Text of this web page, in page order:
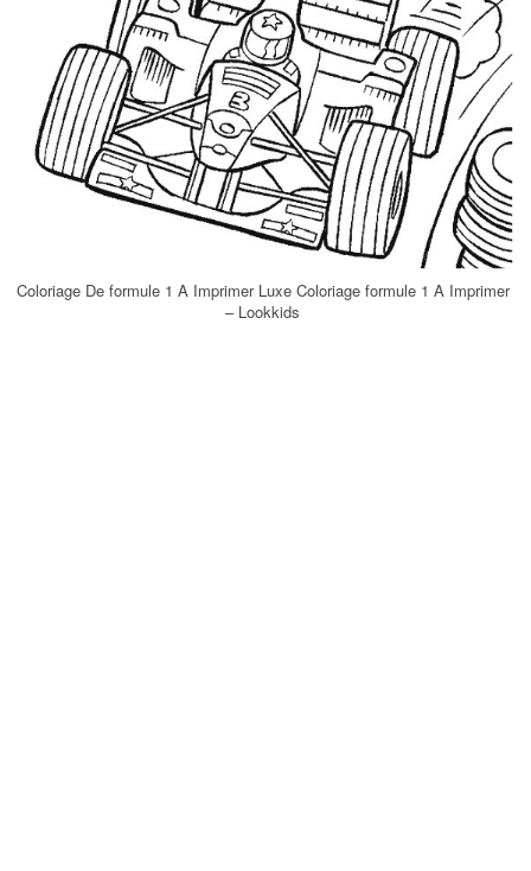
Coloriage De formule 1 A Imprimer Luxe Coloriage formule 1 A Imprimer
– Lookkids